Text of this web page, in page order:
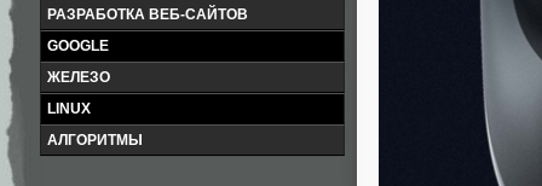
РАЗРАБОТКА ВЕБ-САЙТОВ
GOOGLE
ЖЕЛЕЗО
LINUX
АЛГОРИТМЫ